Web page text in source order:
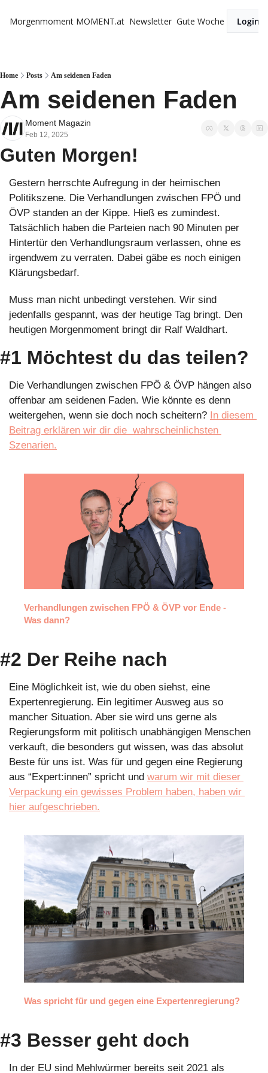
Morgenmoment MOMENT.at Newsletter Gute Woche Login
Home Posts Am seidenen Faden
Am seidenen Faden
Moment Magazin
Feb 12, 2025
Guten Morgen!
Gestern herrschte Aufregung in der heimischen
Politikszene. Die Verhandlungen zwischen FPÖ und
ÖVP standen an der Kippe. Hieß es zumindest.
Tatsächlich haben die Parteien nach 90 Minuten per
Hintertür den Verhandlungsraum verlassen, ohne es
irgendwem zu verraten. Dabei gäbe es noch einigen
Klärungsbedarf.
Muss man nicht unbedingt verstehen. Wir sind
jedenfalls gespannt, was der heutige Tag bringt. Den
heutigen Morgenmoment bringt dir Ralf Waldhart.
#1 Möchtest du das teilen?
Die Verhandlungen zwischen FPÖ & ÖVP hängen also
offenbar am seidenen Faden. Wie könnte es denn
weitergehen, wenn sie doch noch scheitern? In diesem
Beitrag erklären wir dir die  wahrscheinlichsten
Szenarien.
Verhandlungen zwischen FPÖ & ÖVP vor Ende -
Was dann?
#2 Der Reihe nach
Eine Möglichkeit ist, wie du oben siehst, eine
Expertenregierung. Ein legitimer Ausweg aus so
mancher Situation. Aber sie wird uns gerne als
Regierungsform mit politisch unabhängigen Menschen
verkauft, die besonders gut wissen, was das absolut
Beste für uns ist. Was für und gegen eine Regierung
aus “Expert:innen” spricht und warum wir mit dieser
Verpackung ein gewisses Problem haben, haben wir
hier aufgeschrieben.
Was spricht für und gegen eine Expertenregierung?
#3 Besser geht doch
In der EU sind Mehlwürmer bereits seit 2021 als